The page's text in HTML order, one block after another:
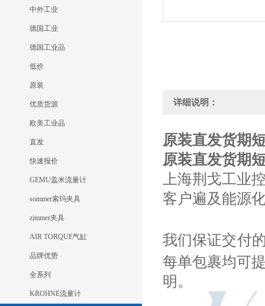
中外工业
德国工业
德国工业品
低价
原装
优质货源
欧美工业品
直发
快速报价
GEMU盖米流量计
sommer索玛夹具
zimmer夹具
AIR TORQUE气缸
品牌优势
全系列
KROHNE流量计
详细说明：
原装直发货期
原装直发货期
上海荆戈工业
客户遍及能源
我们保证交付
每单包裹均可
明。